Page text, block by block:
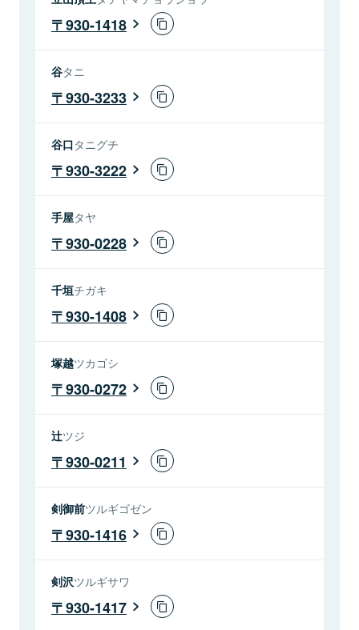
930-1418
谷タニ
930-3233
谷口タニグチ
930-3222
手屋タヤ
930-0228
千垣チガキ
930-1408
塚越ツカゴシ
930-0272
辻ツジ
930-0211
剣御前ツルギゴゼン
930-1416
剣沢ツルギサワ
930-1417